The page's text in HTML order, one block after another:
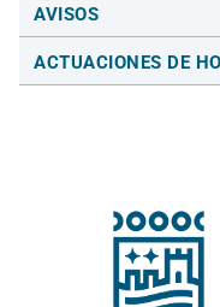
AVISOS
ACTUACIONES DE